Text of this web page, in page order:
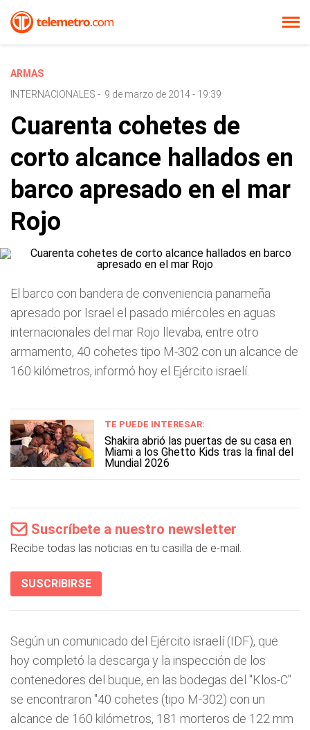
ARMAS
INTERNACIONALES - 9 de marzo de 2014 - 19:39
Cuarenta cohetes de
corto alcance hallados en
barco apresado en el mar
Rojo
El barco con bandera de conveniencia panameña
apresado por Israel el pasado miércoles en aguas
internacionales del mar Rojo llevaba, entre otro
armamento, 40 cohetes tipo M-302 con un alcance de
160 kilómetros, informó hoy el Ejército israelí.
TE PUEDE INTERESAR:
Shakira abrió las puertas de su casa en
Miami a los Ghetto Kids tras la final del
Mundial 2026
Suscríbete a nuestro newsletter
Recibe todas las noticias en tu casilla de e-mail.
SUSCRIBIRSE
Según un comunicado del Ejército israelí (IDF), que
hoy completó la descarga y la inspección de los
contenedores del buque, en las bodegas del "Klos-C"
se encontraron "40 cohetes (tipo M-302) con un
alcance de 160 kilómetros, 181 morteros de 122 mm